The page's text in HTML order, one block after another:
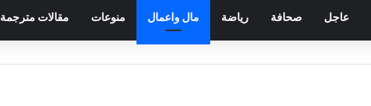
عاجل صحافة رياضة مال واعمال منوعات مقالات مترجمة